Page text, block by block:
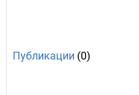
Публикации (0)